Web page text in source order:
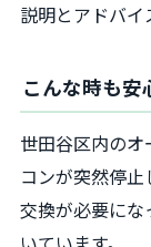
説明とアドバイ
こんな時も安
世田谷区内の
コンが突然停
交換が必要に